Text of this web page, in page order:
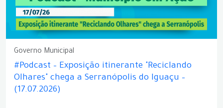
Governo Municipal
#Podcast – Exposição itinerante "Reciclando
Olhares" chega a Serranópolis do Iguaçu –
(17.07.2026)